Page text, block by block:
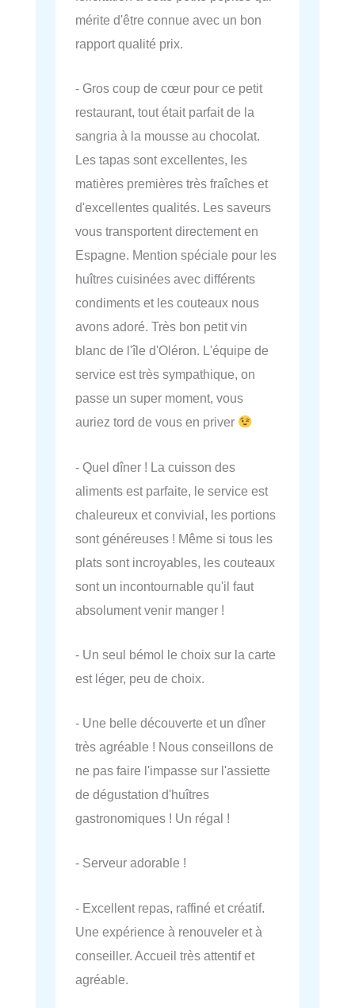
mérite d'être connue avec un bon
rapport qualité prix.
- Gros coup de cœur pour ce petit
restaurant, tout était parfait de la
sangria à la mousse au chocolat.
Les tapas sont excellentes, les
matières premières très fraîches et
d'excellentes qualités. Les saveurs
vous transportent directement en
Espagne. Mention spéciale pour les
huîtres cuisinées avec différents
condiments et les couteaux nous
avons adoré. Très bon petit vin
blanc de l'île d'Oléron. L'équipe de
service est très sympathique, on
passe un super moment, vous
auriez tord de vous en priver
- Quel dîner ! La cuisson des
aliments est parfaite, le service est
chaleureux et convivial, les portions
sont généreuses ! Même si tous les
plats sont incroyables, les couteaux
sont un incontournable qu'il faut
absolument venir manger !
- Un seul bémol le choix sur la carte
est léger, peu de choix.
- Une belle découverte et un dîner
très agréable ! Nous conseillons de
ne pas faire l'impasse sur l'assiette
de dégustation d'huîtres
gastronomiques ! Un régal !
- Serveur adorable !
- Excellent repas, raffiné et créatif.
Une expérience à renouveler et à
conseiller. Accueil très attentif et
agréable.